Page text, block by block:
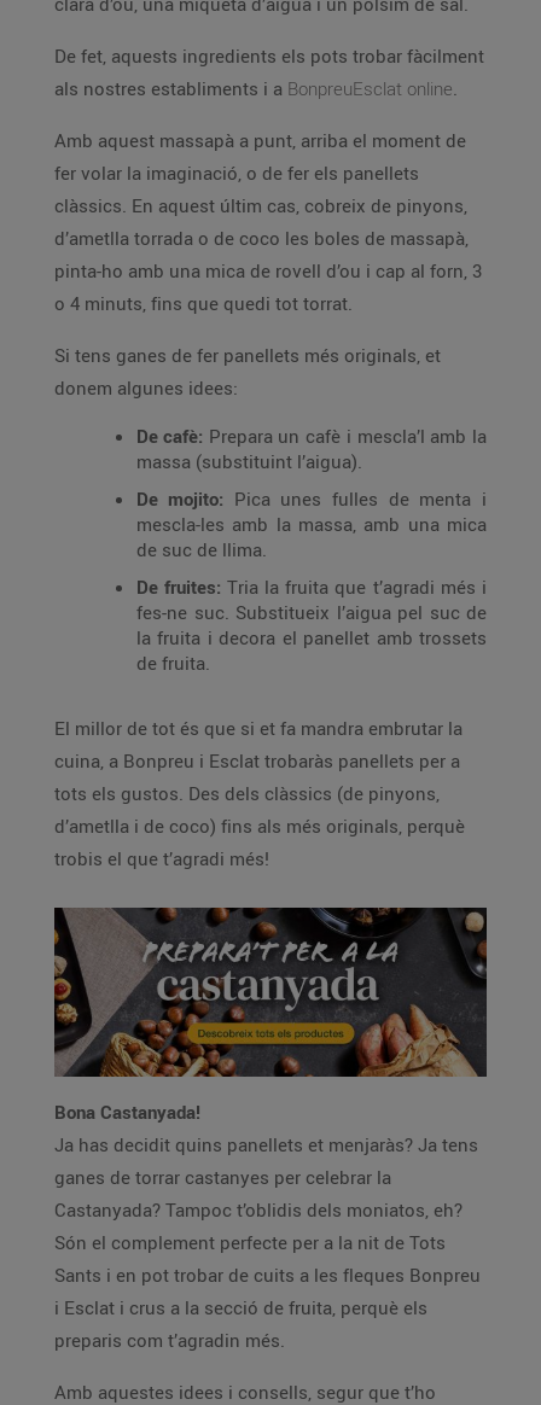
De fet, aquests ingredients els pots trobar fàcilment
als nostres establiments i a BonpreuEsclat online.
Amb aquest massapà a punt, arriba el moment de
fer volar la imaginació, o de fer els panellets
clàssics. En aquest últim cas, cobreix de pinyons,
d’ametlla torrada o de coco les boles de massapà,
pinta-ho amb una mica de rovell d’ou i cap al forn, 3
o 4 minuts, fins que quedi tot torrat.
Si tens ganes de fer panellets més originals, et
donem algunes idees:
De cafè: Prepara un cafè i mescla’l amb la
massa (substituint l’aigua).
De mojito: Pica unes fulles de menta i
mescla-les amb la massa, amb una mica
de suc de llima.
De fruites: Tria la fruita que t’agradi més i
fes-ne suc. Substitueix l’aigua pel suc de
la fruita i decora el panellet amb trossets
de fruita.
El millor de tot és que si et fa mandra embrutar la
cuina, a Bonpreu i Esclat trobaràs panellets per a
tots els gustos. Des dels clàssics (de pinyons,
d’ametlla i de coco) fins als més originals, perquè
trobis el que t’agradi més!
Bona Castanyada!
Ja has decidit quins panellets et menjaràs? Ja tens
ganes de torrar castanyes per celebrar la
Castanyada? Tampoc t’oblidis dels moniatos, eh?
Són el complement perfecte per a la nit de Tots
Sants i en pot trobar de cuits a les fleques Bonpreu
i Esclat i crus a la secció de fruita, perquè els
preparis com t’agradin més.
Amb aquestes idees i consells, segur que t’ho